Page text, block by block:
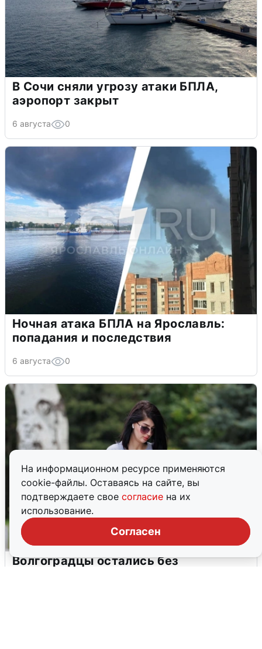
На информационном ресурсе применяются
cookie-файлы. Оставаясь на сайте, вы
подтверждаете свое согласие на их
использование.
Согласен
В Сочи сняли угрозу атаки БПЛА,
аэропорт закрыт
6 августа 0
Ночная атака БПЛА на Ярославль:
попадания и последствия
6 августа 0
Волгоградцы остались без